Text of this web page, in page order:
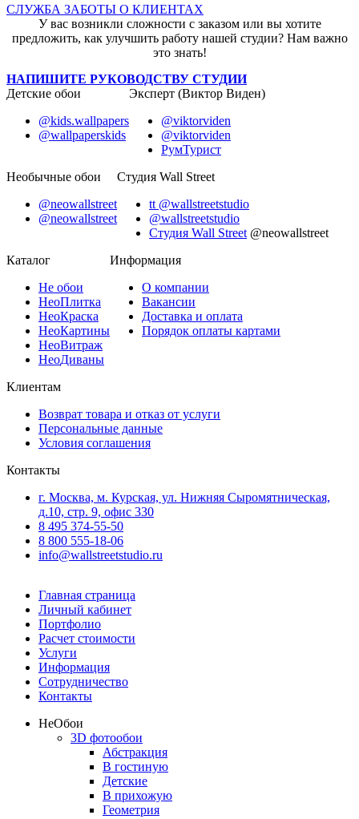
СЛУЖБА ЗАБОТЫ О КЛИЕНТАХ
У вас возникли сложности с заказом или вы хотите
предложить, как улучшить работу нашей студии? Нам важно
это знать!
НАПИШИТЕ РУКОВОДСТВУ СТУДИИ
Детские обои
@kids.wallpapers
@wallpaperskids
Эксперт (Виктор Виден)
@viktorviden
@viktorviden
РумТурист
Необычные обои
@neowallstreet
@neowallstreet
Студия Wall Street
tt @wallstreetstudio
@wallstreetstudio
Студия Wall Street @neowallstreet
Каталог
Не обои
НеоПлитка
НеоКраска
НеоКартины
НеоВитраж
НеоДиваны
Информация
О компании
Вакансии
Доставка и оплата
Порядок оплаты картами
Клиентам
Возврат товара и отказ от услуги
Персональные данные
Условия соглашения
Контакты
г. Москва, м. Курская, ул. Нижняя Сыромятническая,
д.10, стр. 9, офис 330
8 495 374-55-50
8 800 555-18-06
info@wallstreetstudio.ru
Главная страница
Личный кабинет
Портфолио
Расчет стоимости
Услуги
Информация
Сотрудничество
Контакты
НеОбои
3D фотообои
Абстракция
В гостиную
Детские
В прихожую
Геометрия